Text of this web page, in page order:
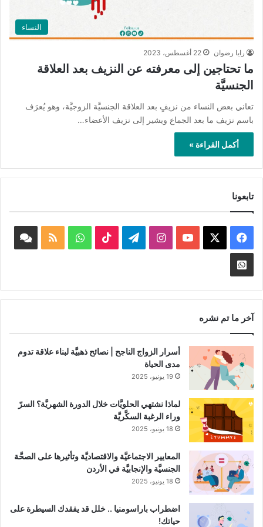
النساء
رايا رضوان 22 أغسطس، 2023
ما تحتاجين إلى معرفته عن النزيف بعد العلاقة
الجنسيَّة
تعاني بعض النساء من نزيفٍ بعد العلاقة الجنسيَّة الزوجيَّة، وهو يُعرَف
باسم نزيف ما بعد الجماع ويشير إلى نزيف الأعضاء…
أكمل القراءة »
تابعونا
فيسبوك ‫YouTubeانستقرامتيلقرام ‫TikTokواتسابملخص
Whatsapp
Channel
آخر ما تم نشره
أسرار الزواج الناجح | نصائح ذهبيَّة لبناء علاقة تدوم
مدى الحياة
19 يونيو، 2025
لماذا نشتهي الحلويَّات خلال الدورة الشهريَّة؟ السرّ
وراء الرغبة السكَّريَّة
18 يونيو، 2025
المعايير الاجتماعيَّة والاقتصاديَّة وتأثيرها على الصحَّة
الجنسيَّة والإنجابيَّة في الأردن
18 يونيو، 2025
اضطراب باراسومنيا .. خلل قد يفقدك السيطرة على
حياتك!